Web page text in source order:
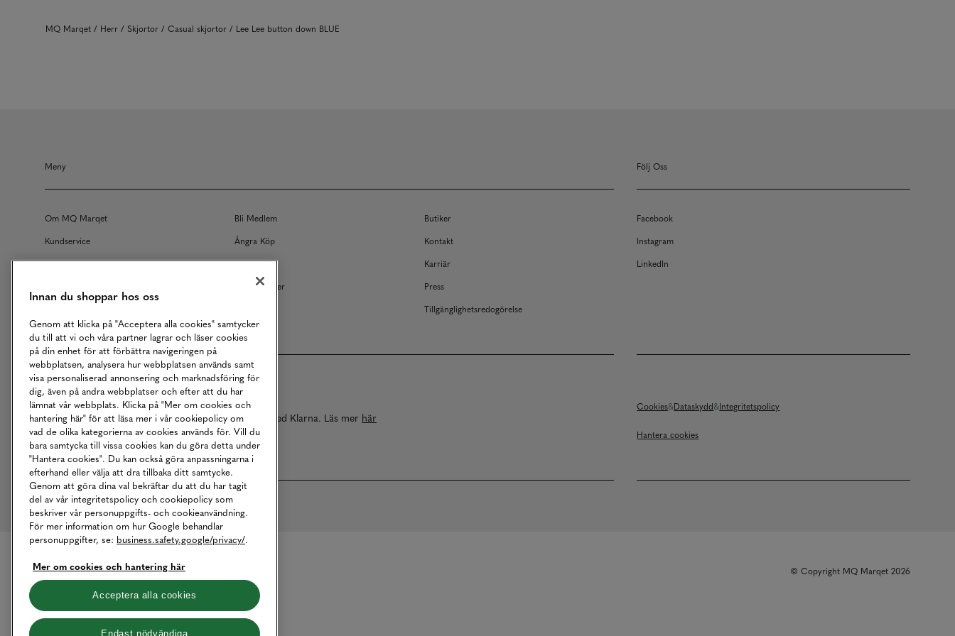
MQ Marqet Herr Skjortor Casual skjortor Lee Lee button down BLUE
Meny
Om MQ Marqet Bli Medlem
Butiker
Kundservice
Ångra Köp
Kontakt
Returer
Köpvillkor
Karriär
Våra Tjänster
Press
Tillgänglighetsredogörelse
Följ Oss
Facebook
Instagram
LinkedIn
Betalningar online sköts i samarbete med Klarna. Läs mer här
Cookies Dataskydd Integritetspolicy
Hantera cookies
© Copyright MQ Marqet 2026
Innan du shoppar hos oss
Genom att klicka på "Acceptera alla cookies" samtycker
du till att vi och våra partner lagrar och läser cookies
på din enhet för att förbättra navigeringen på
webbplatsen, analysera hur webbplatsen används samt
visa personaliserad annonsering och marknadsföring för
dig, även på andra webbplatser och efter att du har
lämnat vår webbplats. Klicka på "Mer om cookies och
hantering här" för att läsa mer i vår cookiepolicy om
vad de olika kategorierna av cookies används för. Vill du
bara samtycka till vissa cookies kan du göra detta under
"Hantera cookies". Du kan också göra anpassningarna i
efterhand eller välja att dra tillbaka ditt samtycke.
Genom att göra dina val bekräftar du att du har tagit
del av vår integritetspolicy och cookiepolicy som
beskriver vår personuppgifts- och cookieanvändning.
För mer information om hur Google behandlar
personuppgifter, se: business.safety.google/privacy/.
Mer om cookies och hantering här
Acceptera alla cookies
Endast nödvändiga